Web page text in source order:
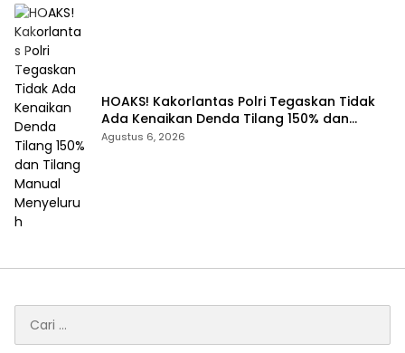
HOAKS! Kakorlantas Polri Tegaskan Tidak
Ada Kenaikan Denda Tilang 150% dan
Tilang Manual Menyeluruh
Agustus 6, 2026
untuk: